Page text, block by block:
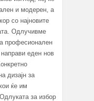
и модерен, а
со најновите
Одлучивме
професионален
направи еден нов
дизајн за
ќе им
за избор